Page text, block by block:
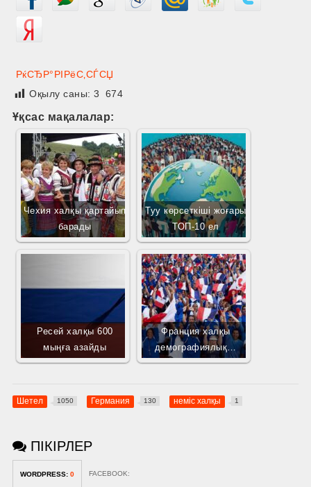
РќСЂР°РІРёС‚СЃСЏ
Оқылу саны:3 674
Ұқсас мақалалар:
Чехия халқы қартайып
барады
Туу көрсеткіші жоғары
ТОП-10 ел
Ресей халқы 600
мыңға азайды
Франция халқы
демографиялық…
Шетел 1050 Германия 130 неміс халқы 1
ПІКІРЛЕР
WORDPRESS: 0 FACEBOOK: